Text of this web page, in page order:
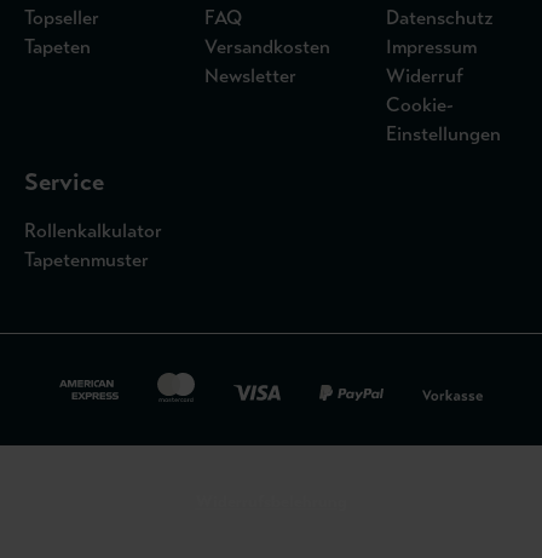
Topseller
Tapeten
FAQ
Versandkosten
Newsletter
Datenschutz
Impressum
Widerruf
Cookie-
Einstellungen
Service
Rollenkalkulator
Tapetenmuster